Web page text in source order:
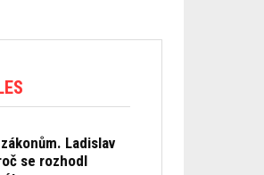
Ladislav
se rozhodl